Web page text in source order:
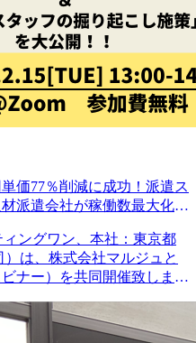
価77％削減に成功！派遣ス
派遣会社が稼働数最大化に
ィングワン、本社：東京都
は、株式会社マルジュと
ナー）を共同開催致しま